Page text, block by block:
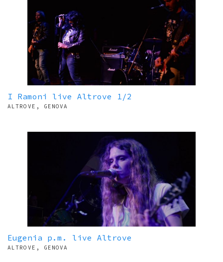
I Ramoni live Altrove 1/2
ALTROVE, GENOVA
Eugenia p.m. live Altrove
ALTROVE, GENOVA